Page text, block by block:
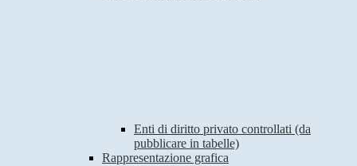
Enti di diritto privato controllati (da
pubblicare in tabelle)
Rappresentazione grafica